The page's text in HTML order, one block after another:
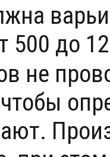
500 до
не